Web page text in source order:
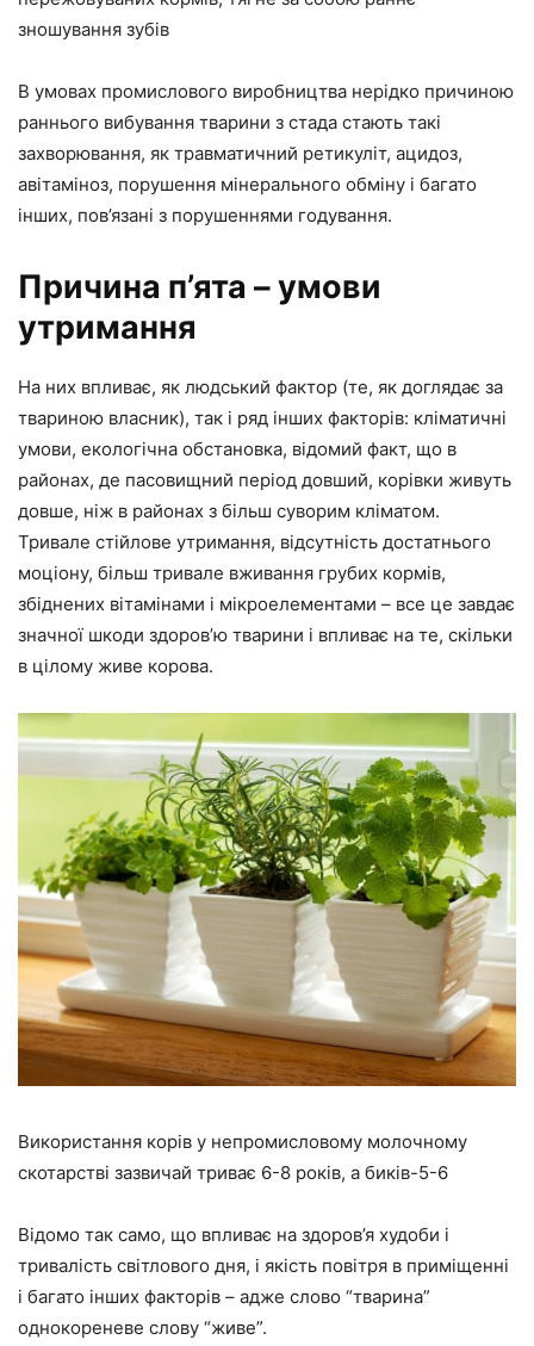
зношування зубів
В умовах промислового виробництва нерідко причиною
раннього вибування тварини з стада стають такі
захворювання, як травматичний ретикуліт, ацидоз,
авітаміноз, порушення мінерального обміну і багато
інших, пов’язані з порушеннями годування.
Причина п’ята – умови
утримання
На них впливає, як людський фактор (те, як доглядає за
твариною власник), так і ряд інших факторів: кліматичні
умови, екологічна обстановка, відомий факт, що в
районах, де пасовищний період довший, корівки живуть
довше, ніж в районах з більш суворим кліматом.
Тривале стійлове утримання, відсутність достатнього
моціону, більш тривале вживання грубих кормів,
збіднених вітамінами і мікроелементами – все це завдає
значної шкоди здоров’ю тварини і впливає на те, скільки
в цілому живе корова.
Використання корів у непромисловому молочному
скотарстві зазвичай триває 6-8 років, а биків-5-6
Відомо так само, що впливає на здоров’я худоби і
тривалість світлового дня, і якість повітря в приміщенні
і багато інших факторів – адже слово “тварина”
однокореневе слову “живе”.